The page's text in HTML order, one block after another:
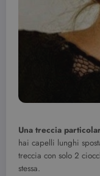
Una treccia
hai capelli lunghi
treccia con solo 2
stessa.